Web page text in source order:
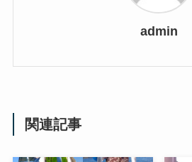
admin
関連記事